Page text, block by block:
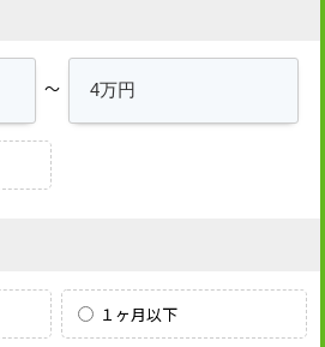
～
１ヶ月以下